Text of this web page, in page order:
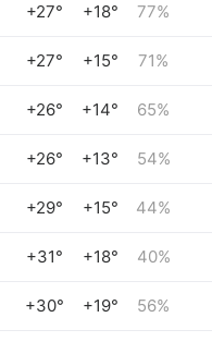
+27° +18° 77%
+27° +15° 71%
+26° +14° 65%
+26° +13° 54%
+29° +15° 44%
+31° +18° 40%
+30° +19° 56%